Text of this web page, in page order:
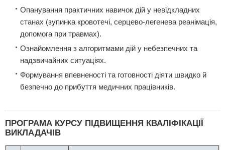
Опанування практичних навичок дій у невідкладних
станах (зупинка кровотечі, серцево-легенева реанімація,
допомога при травмах).
Ознайомлення з алгоритмами дій у небезпечних та
надзвичайних ситуаціях.
Формування впевненості та готовності діяти швидко й
безпечно до прибуття медичних працівників.
ПРОГРАМА КУРСУ ПІДВИЩЕННЯ КВАЛІФІКАЦІЇ
ВИКЛАДАЧІВ